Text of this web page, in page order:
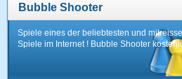
Bubble Shooter
Spiele eines der beliebtesten und
Spiele im Internet ! Bubble Shooter